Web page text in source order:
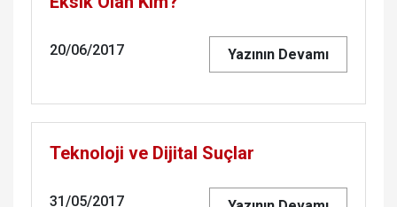
20/06/2017 Yazının Devamı
Teknoloji ve Dijital Suçlar
31/05/2017